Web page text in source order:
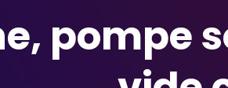
pompe